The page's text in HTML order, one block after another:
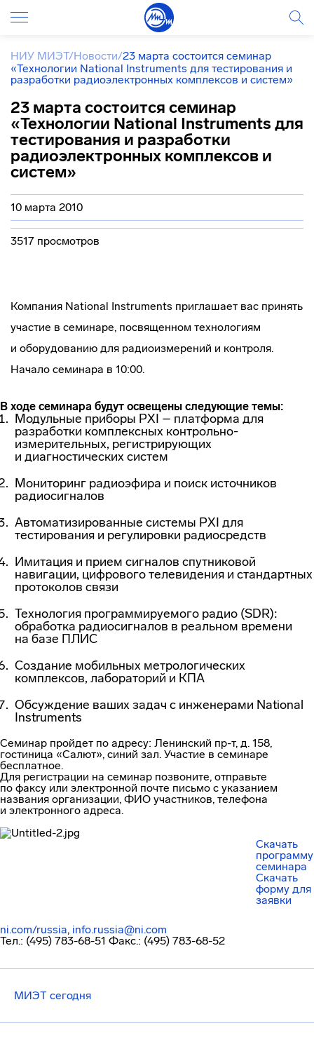
НИУ МИЭТ/Новости/23 марта состоится семинар
«Технологии National Instruments для тестирования и
разработки радиоэлектронных комплексов и систем»
23 марта состоится семинар
«Технологии National Instruments для
тестирования и разработки
радиоэлектронных комплексов и
систем»
10 марта 2010
3517 просмотров
Компания National Instruments приглашает вас принять
участие в семинаре, посвященном технологиям
и оборудованию для радиоизмерений и контроля.
Начало семинара в 10:00.
В ходе семинара будут освещены следующие темы:
Модульные приборы PXI – платформа для
разработки комплексных контрольно-
измерительных, регистрирующих
и диагностических систем
Мониторинг радиоэфира и поиск источников
радиосигналов
Автоматизированные системы PXI для
тестирования и регулировки радиосредств
Имитация и прием сигналов спутниковой
навигации, цифрового телевидения и стандартных
протоколов связи
Технология программируемого радио (SDR):
обработка радиосигналов в реальном времени
на базе ПЛИС
Создание мобильных метрологических
комплексов, лабораторий и КПА
Обсуждение ваших задач с инженерами National
Instruments
Семинар пройдет по адресу: Ленинский пр-т, д. 158,
гостиница «Салют», синий зал. Участие в семинаре
бесплатное.
Для регистрации на семинар позвоните, отправьте
по факсу или электронной почте письмо с указанием
названия организации, ФИО участников, телефона
и электронного адреса.
Скачать
программу
семинара
Скачать
форму для
заявки
ni.com/russia, info.russia@ni.com
Тел.: (495) 783-68-51 Факс.: (495) 783-68-52
МИЭТ сегодня